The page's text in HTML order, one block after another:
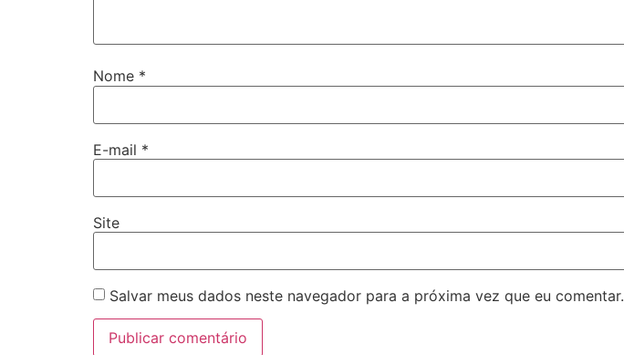
Nome *
E-mail *
Site
Salvar meus dados neste navegador para a próxima vez que eu comentar.